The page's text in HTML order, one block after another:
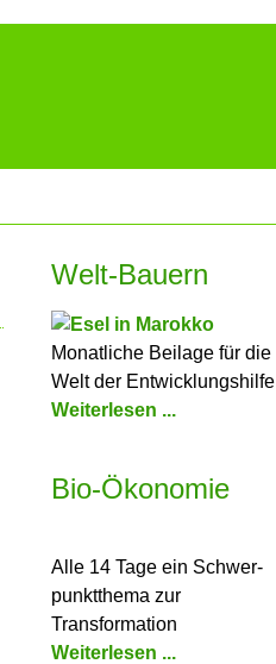
Welt-Bauern
Monatliche Beilage für die
Welt der Entwicklungshilfe
Weiterlesen ...
Bio-Ökonomie
Alle 14 Tage ein Schwer­
punkt­thema zur
Transformation
Weiterlesen ...